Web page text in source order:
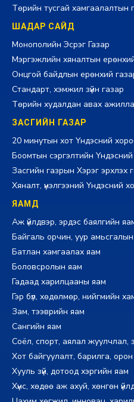
Төрийн тусгай хамгаалалтын
ШАДАР САЙД
Монополийн Эсрэг Газар
Мэргэжлийн хяналтын
Онцгой байдлын ерөнхий
Стандарт, хэмжил зүйн газар
Төрийн худалдан авах
ЗАСГИЙН ГАЗАР
20 минутын хот Үндэсний
Боомтын сэргэлтийн
Засгийн газрын Хэрэг эрхлэх
Хяналт, үнэлгээний Үндэсний
ЯАМД
Аж үйлдвэр, эрдэс баялгийн
Байгаль орчин, уур
Батлан хамгаалах яам
Боловсролын яам
Гадаад харилцааны яам
Гэр бүл, хөдөлмөр, нийгмийн
Зам, тээврийн яам
Сангийн яам
Соёл, спорт, аялал жуулчлал,
Хот байгуулалт, барилга,
Хууль зүй, дотоод хэргийн яам
Хүнс, хөдөө аж ахуй, хөнгөн